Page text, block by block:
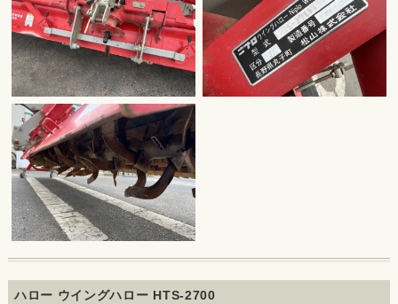
ハロー ウイングハロー HTS-2700